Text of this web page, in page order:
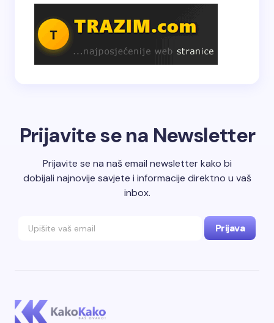
Prijavite se na Newsletter
Prijavite se na naš email newsletter kako bi
dobijali najnovije savjete i informacije direktno u vaš
inbox.